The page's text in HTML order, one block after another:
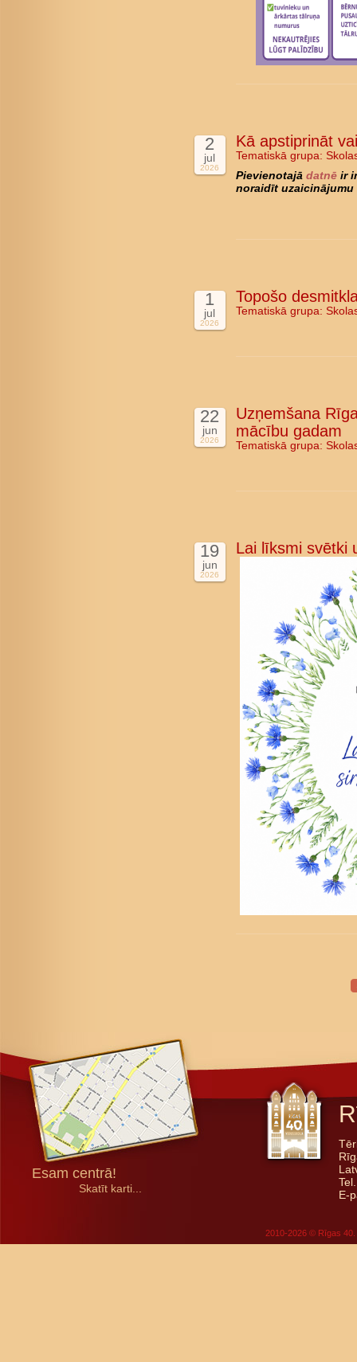
2
jul
2026
Kā apstiprināt
Tematiskā grupa:
Pievienotajā datnē ir
noraidīt uzaicinājumu
1
jul
2026
Topošo
Tematiskā grupa:
22
jun
2026
Uzņemšana
mācību gadam
Tematiskā grupa:
19
jun
2026
Lai līksmi svētki
Esam centrā!
Skatīt karti...
E-
2010-2026 © Rīgas